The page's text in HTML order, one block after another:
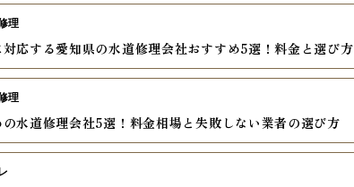
応する愛知県の水道修理会社おすすめ5選！料金と選び方
理
水道修理会社5選！料金相場と失敗しない業者の選び方
理